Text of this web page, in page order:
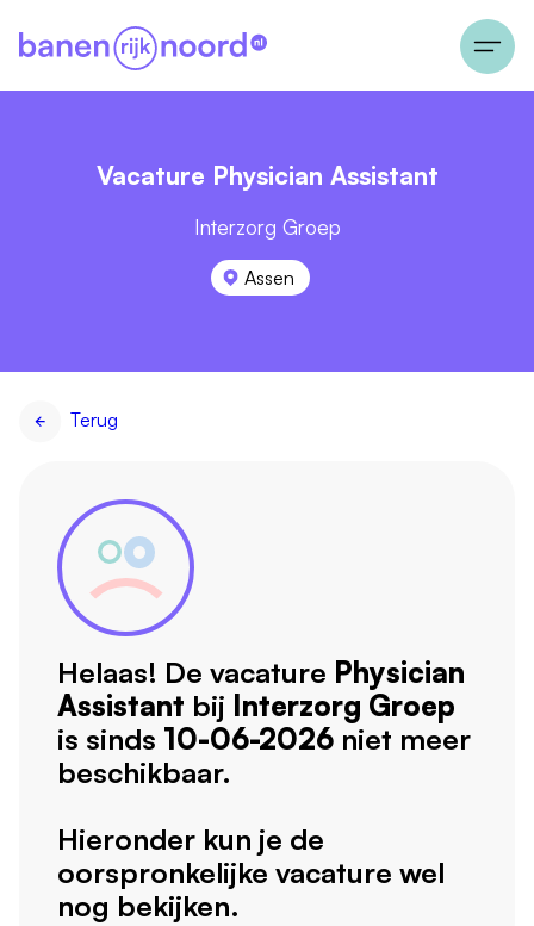
Vacature Physician Assistant
Interzorg Groep
Assen
Terug
Helaas! De vacature Physician
Assistant bij Interzorg Groep
is sinds 10-06-2026 niet meer
beschikbaar.
Hieronder kun je de
oorspronkelijke vacature wel
nog bekijken.